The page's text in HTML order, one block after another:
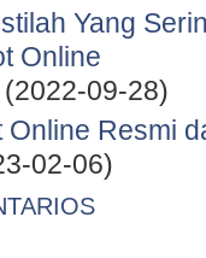
Yang
Online
(2022-09-28)
Online Resmi
02-06)